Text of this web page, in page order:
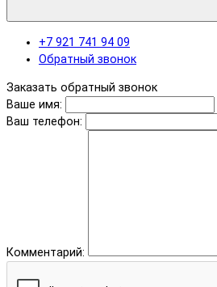
+7 921 741 94 09
Обратный звонок
Заказать обратный звонок
Ваше имя:
Ваш телефон:
Комментарий: